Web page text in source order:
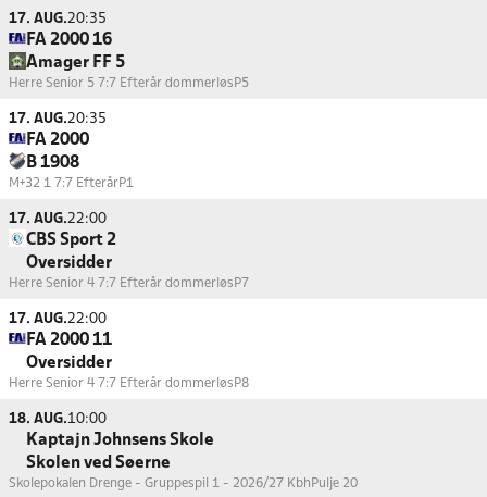
17. AUG.20:35
FA 2000 16
Amager FF 5
Herre Senior 5 7:7 Efterår dommerløs P5
17. AUG.20:35
FA 2000
B 1908
M+32 1 7:7 EfterårP1
17. AUG.22:00
CBS Sport 2
Oversidder
Herre Senior 4 7:7 Efterår dommerløs P7
17. AUG.22:00
FA 2000 11
Oversidder
Herre Senior 4 7:7 Efterår dommerløs P8
18. AUG.10:00
Kaptajn Johnsens Skole
Skolen ved Søerne
Skolepokalen Drenge - Gruppespil 1 - 2026/27 Kbh Pulje 20